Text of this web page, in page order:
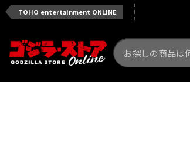
TOHO entertainment ONLINE